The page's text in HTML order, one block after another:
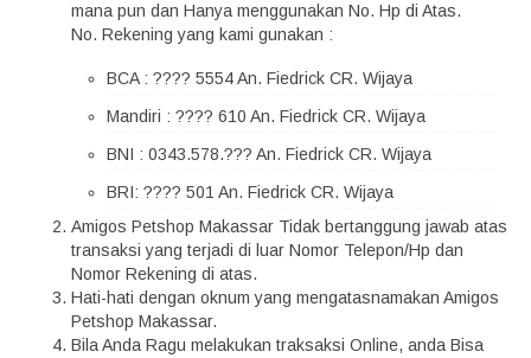
mana pun dan Hanya menggunakan No. Hp di Atas.
No. Rekening yang kami gunakan :
BCA : ???? 5554 An. Fiedrick CR. Wijaya
Mandiri : ???? 610 An. Fiedrick CR. Wijaya
BNI : 0343.578.??? An. Fiedrick CR. Wijaya
BRI: ???? 501 An. Fiedrick CR. Wijaya
Amigos Petshop Makassar Tidak bertanggung jawab atas
transaksi yang terjadi di luar Nomor Telepon/Hp dan
Nomor Rekening di atas.
Hati-hati dengan oknum yang mengatasnamakan Amigos
Petshop Makassar.
Bila Anda Ragu melakukan traksaksi Online, anda Bisa